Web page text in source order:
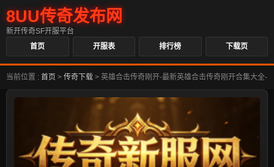
8UU传奇发布网
新开传奇SF开服平台
首页
开服表 排行榜 下载页
当前位置 : 首页 > 传奇下载 > 英雄合击传奇刚开-最新英雄合击传奇刚开合集大全-